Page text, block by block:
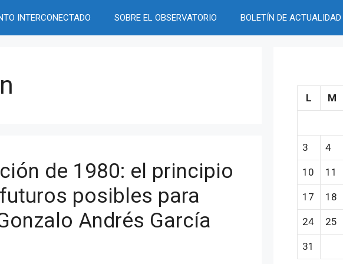
INTERCONECTADO SOBRE EL OBSERVATORIO BOLETÍN DE
de 1980: el principio
posibles para
Andrés García
L
M
3 4
10 11
17 18
24 25
31